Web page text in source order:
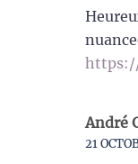
André
21